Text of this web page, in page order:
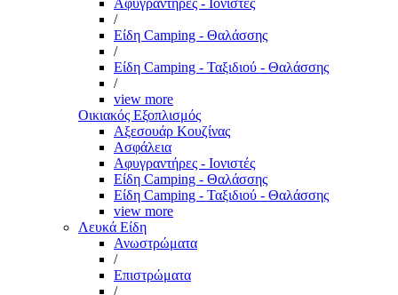
Αφυγραντήρες - Ιονιστές
/
Είδη Camping - Θαλάσσης
/
Είδη Camping - Ταξιδιού - Θαλάσσης
/
view more
Οικιακός Εξοπλισμός
Αξεσουάρ Κουζίνας
Ασφάλεια
Αφυγραντήρες - Ιονιστές
Είδη Camping - Θαλάσσης
Είδη Camping - Ταξιδιού - Θαλάσσης
view more
Λευκά Είδη
Ανωστρώματα
/
Επιστρώματα
/